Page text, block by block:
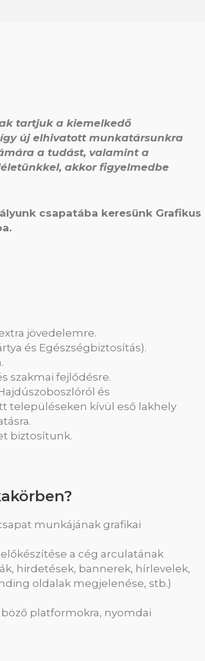
tartjuk a kiemelkedő
új elhivatott munkatársunkra
a tudást, valamint a
akkor figyelmedbe
csapatába keresünk Grafikus
jövedelemre.
és Egészségbiztosítás).
szakmai fejlődésre.
és
településeken kívül eső lakhely
biztosítunk.
munkájának grafikai
a cég arculatának
hirdetések, bannerek, hírlevelek,
oldalak megjelenése, stb.)
platformokra, nyomdai